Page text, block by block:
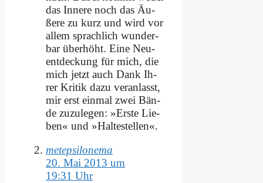
das In­ne­re noch das Äu­
ße­re zu kurz und wird vor
al­lem sprach­lich wun­der­
bar über­höht. Ei­ne Neu­
ent­deckung für mich, die
mich jetzt auch Dank Ih­
rer Kri­tik da­zu ver­an­lasst,
mir erst ein­mal zwei Bän­
de zu­zu­le­gen: »Er­ste Lie­
ben« und »Hal­te­stel­len«.
metepsilonema
20. Mai 2013 um
19:31 Uhr